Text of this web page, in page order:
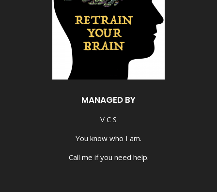
MANAGED BY
V C S
You know who I am.
Call me if you need help.